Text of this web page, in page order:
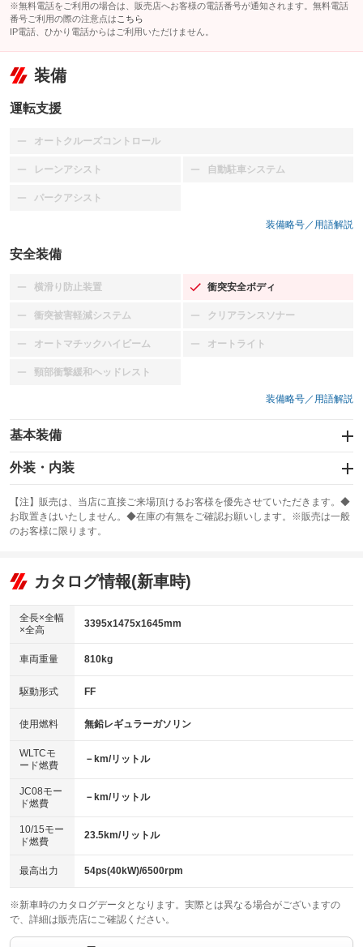
※無料電話をご利用の場合は、販売店へお客様の電話番号が通知されます。無料電話
番号ご利用の際の注意点は こちら
IP電話、ひかり電話からはご利用いただけません。
装備
運転支援
オートクルーズコントロール
：装備なし
レーンアシスト
：装備なし 自動駐車システム
：装備なし
パークアシスト
：装備なし
装備略号／用語解説
安全装備
横滑り防止装置
：装備なし 衝突安全ボディ
：装備あり
衝突被害軽減システム
：装備なし クリアランスソナー
：装備なし
オートマチックハイビーム
：装備なし オートライト
：装備なし
頸部衝撃緩和ヘッドレスト
：装備なし
装備略号／用語解説
基本装備
エアバッグ：運転席/助手席
：装備あり
：装備なし
サンルーフ
：装備なし ABS
リフトアップ
：装備なし
：装備なし
パワーウィンドウ
アイドリングストップ
：装備なし
USB入力端子
：装備あり
100V電源
：装備なし
センターデフロック
：装備なし
電動格納ミラー
：装備あり
外装・内装
カーナビ
：装備なし
TV
：装備なし
ビジュアル
：装備なし
アルミホイール：13インチ
：装備あり
HID(キセノンライト)
バックカメラ
エアロ
：装備なし
ローダウン
：装備なし
ベンチシート
：装備なし
チップアップシート
：装備なし
電動格納サードシート
：装備なし シートヒーター
：装備なし
ウォークスルー
【注】販売は、当店に直接ご来場頂けるお客様を優先させていただきます。◆
お取置きはいたしません。◆在庫の有無をご確認お願いします。※販売は一般
のお客様に限ります。
カタログ情報(新車時)
全長×全幅
×全高
3395x1475x1645mm
車両重量 810kg
駆動形式 FF
使用燃料 無鉛レギュラーガソリン
WLTCモ
ード燃費
－km/リットル
JC08モー
ド燃費
－km/リットル
10/15モー
ド燃費
23.5km/リットル
最高出力 54ps(40kW)/6500rpm
※新車時のカタログデータとなります。実際とは異なる場合がございますの
で、詳細は販売店にご確認ください。